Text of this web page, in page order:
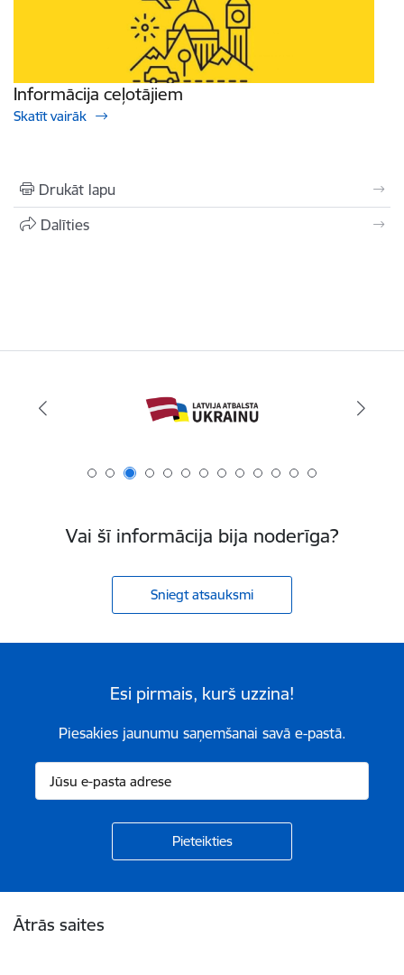
Informācija ceļotājiem
Skatīt vairāk
Drukāt lapu
Dalīties
Vai šī informācija bija noderīga?
Sniegt atsauksmi
Esi pirmais, kurš uzzina!
Piesakies jaunumu saņemšanai savā e-pastā.
Ātrās saites